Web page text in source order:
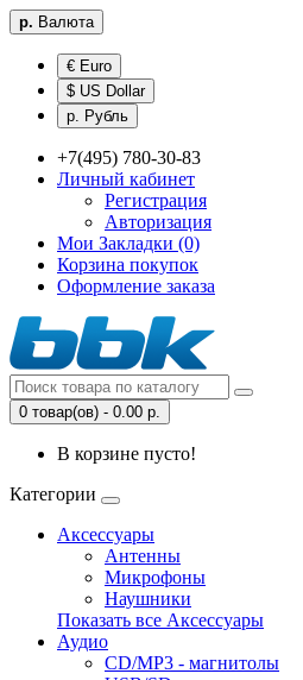
р. Валюта
€ Euro
$ US Dollar
р. Рубль
+7(495) 780-30-83
Личный кабинет
Регистрация
Авторизация
Мои Закладки (0)
Корзина покупок
Оформление заказа
0 товар(ов) - 0.00 р.
В корзине пусто!
Категории
Аксессуары
Антенны
Микрофоны
Наушники
Показать все Аксессуары
Аудио
CD/MP3 - магнитолы